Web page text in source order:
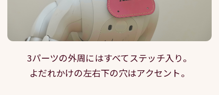
3パーツの外周にはすべてステッチ入り。
よだれかけの左右下の穴はアクセント。